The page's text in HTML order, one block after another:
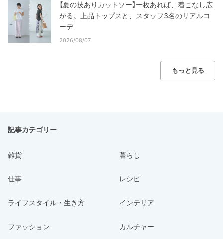
【夏の技ありカットソー】一枚あれば、着こなし広
がる。上品トップスと、スタッフ3名のリアルコ
ーデ
2026/08/07
もっと見る
記事カテゴリー
雑貨 暮らし
仕事 レシピ
ライフスタイル・生き方 インテリア
ファッション カルチャー